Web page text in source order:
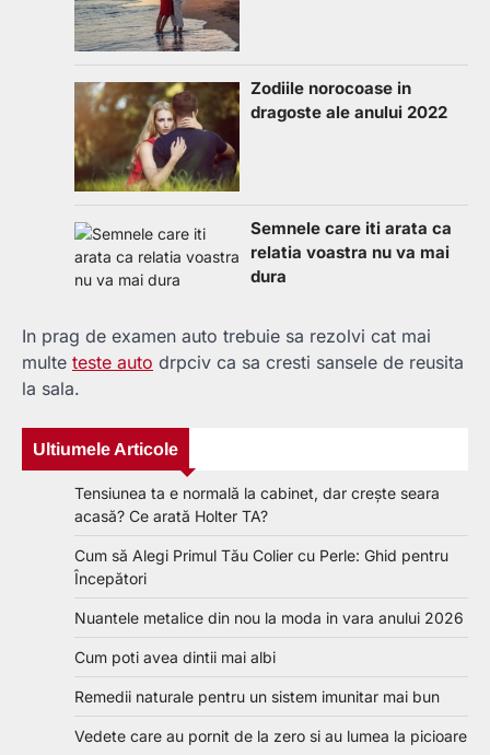
Zodiile norocoase in
dragoste ale anului 2022
Semnele care iti arata ca
relatia voastra nu va mai
dura
In prag de examen auto trebuie sa rezolvi cat mai
multe teste auto drpciv ca sa cresti sansele de reusita
la sala.
Ultiumele Articole
Tensiunea ta e normală la cabinet, dar crește seara
acasă? Ce arată Holter TA?
Cum să Alegi Primul Tău Colier cu Perle: Ghid pentru
Începători
Nuantele metalice din nou la moda in vara anului 2026
Cum poti avea dintii mai albi
Remedii naturale pentru un sistem imunitar mai bun
Vedete care au pornit de la zero si au lumea la picioare